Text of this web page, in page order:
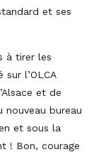
et ses
à tirer les
l’OLCA
et de
nouveau bureau
et sous la
! Bon, courage